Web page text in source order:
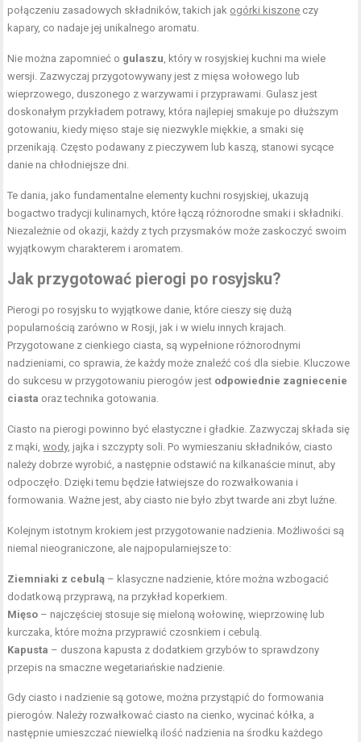
połączeniu zasadowych składników, takich jak ogórki kiszone czy
kapary, co nadaje jej unikalnego aromatu.
Nie można zapomnieć o gulaszu, który w rosyjskiej kuchni ma wiele
wersji. Zazwyczaj przygotowywany jest z mięsa wołowego lub
wieprzowego, duszonego z warzywami i przyprawami. Gulasz jest
doskonałym przykładem potrawy, która najlepiej smakuje po dłuższym
gotowaniu, kiedy mięso staje się niezwykle miękkie, a smaki się
przenikają. Często podawany z pieczywem lub kaszą, stanowi sycące
danie na chłodniejsze dni.
Te dania, jako fundamentalne elementy kuchni rosyjskiej, ukazują
bogactwo tradycji kulinarnych, które łączą różnorodne smaki i składniki.
Niezależnie od okazji, każdy z tych przysmaków może zaskoczyć swoim
wyjątkowym charakterem i aromatem.
Jak przygotować pierogi po rosyjsku?
Pierogi po rosyjsku to wyjątkowe danie, które cieszy się dużą
popularnością zarówno w Rosji, jak i w wielu innych krajach.
Przygotowane z cienkiego ciasta, są wypełnione różnorodnymi
nadzieniami, co sprawia, że każdy może znaleźć coś dla siebie. Kluczowe
do sukcesu w przygotowaniu pierogów jest odpowiednie zagniecenie
ciasta oraz technika gotowania.
Ciasto na pierogi powinno być elastyczne i gładkie. Zazwyczaj składa się
z mąki,wody, jajka i szczypty soli. Po wymieszaniu składników, ciasto
należy dobrze wyrobić, a następnie odstawić na kilkanaście minut, aby
odpoczęło. Dzięki temu będzie łatwiejsze do rozwałkowania i
formowania. Ważne jest, aby ciasto nie było zbyt twarde ani zbyt luźne.
Kolejnym istotnym krokiem jest przygotowanie nadzienia. Możliwości są
niemal nieograniczone, ale najpopularniejsze to:
Ziemniaki z cebulą – klasyczne nadzienie, które można wzbogacić
dodatkową przyprawą, na przykład koperkiem.
Mięso – najczęściej stosuje się mieloną wołowinę, wieprzowinę lub
kurczaka, które można przyprawić czosnkiem i cebulą.
Kapusta – duszona kapusta z dodatkiem grzybów to sprawdzony
przepis na smaczne wegetariańskie nadzienie.
Gdy ciasto i nadzienie są gotowe, można przystąpić do formowania
pierogów. Należy rozwałkować ciasto na cienko, wycinać kółka, a
następnie umieszczać niewielką ilość nadzienia na środku każdego